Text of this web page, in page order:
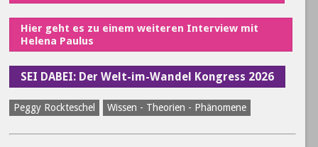
Hier geht es zu einem weiteren Interview mit
Helena Paulus
SEI DABEI: Der Welt-im-Wandel Kongress 2026
Peggy Rockteschel Wissen - Theorien - Phänomene